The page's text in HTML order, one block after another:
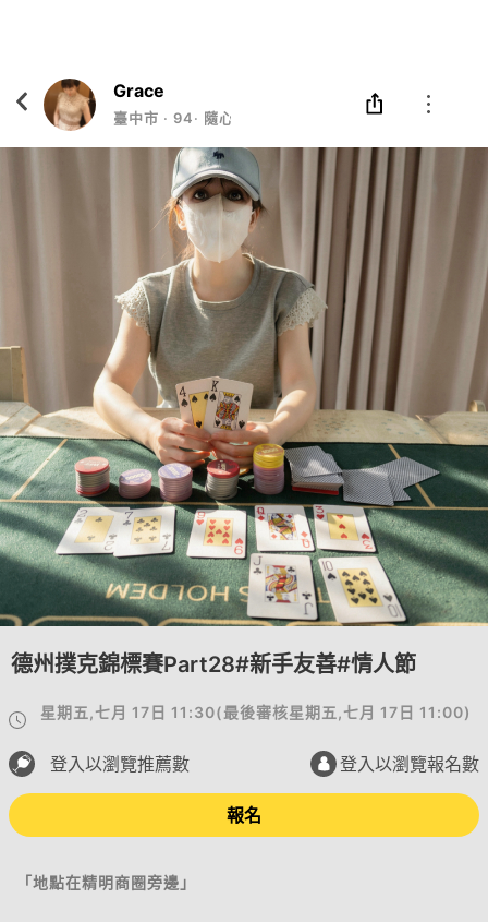
Grace
臺中市 ‧ 94‧ 隨心而雅
德州撲克錦標賽Part28#新手友善#情人節
星期五,七月 17日 11:30(最後審核星期五,七月 17日 11:00)
登入以瀏覽推薦數 登入以瀏覽報名數
報名
「地點在精明商圈旁邊」